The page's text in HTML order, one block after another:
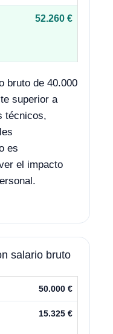
52.260 €
bruto de 40.000
superior a
técnicos,
es
el impacto
salario bruto
50.000 €
15.325 €